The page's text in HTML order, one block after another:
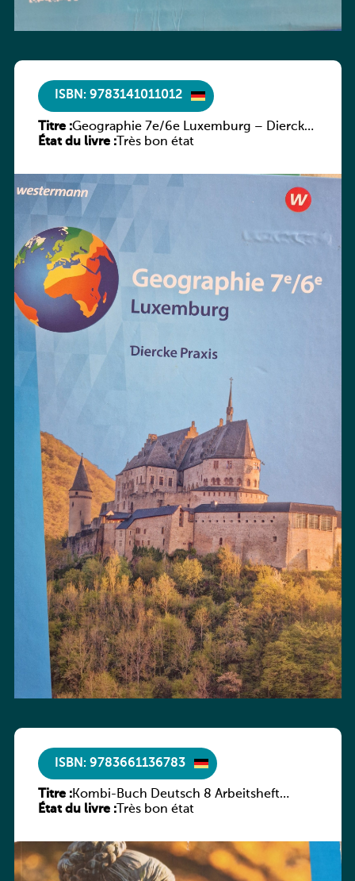
ISBN: 9783141011012
Titre :Geographie 7e/6e Luxemburg – Diercke
Praxis
État du livre :Très bon état
ISBN: 9783661136783
Titre :Kombi-Buch Deutsch 8 Arbeitsheft
(Neue Ausgabe Luxemburg)
État du livre :Très bon état